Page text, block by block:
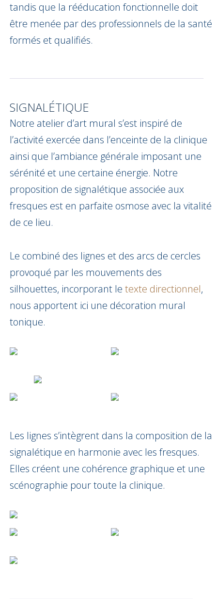
tandis que la rééducation fonctionnelle doit
être menée par des professionnels de la santé
formés et qualifiés.
SIGNALÉTIQUE
Notre atelier d’art mural s’est inspiré de
l’activité exercée dans l’enceinte de la clinique
ainsi que l’ambiance générale imposant une
sérénité et une certaine énergie. Notre
proposition de signalétique associée aux
fresques est en parfaite osmose avec la vitalité
de ce lieu.
Le combiné des lignes et des arcs de cercles
provoqué par les mouvements des
silhouettes, incorporant le texte directionnel,
nous apportent ici une décoration mural
tonique.
Les lignes s’intègrent dans la composition de la
signalétique en harmonie avec les fresques.
Elles créent une cohérence graphique et une
scénographie pour toute la clinique.